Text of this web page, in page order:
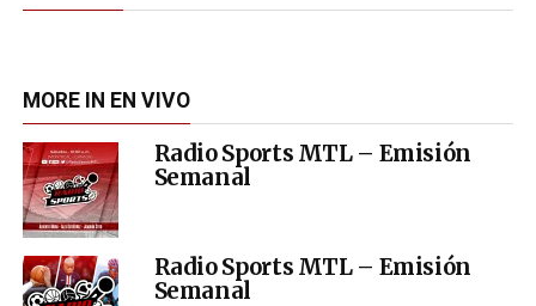
MORE IN EN VIVO
Radio Sports MTL – Emisión
Semanal
Radio Sports MTL – Emisión
Semanal